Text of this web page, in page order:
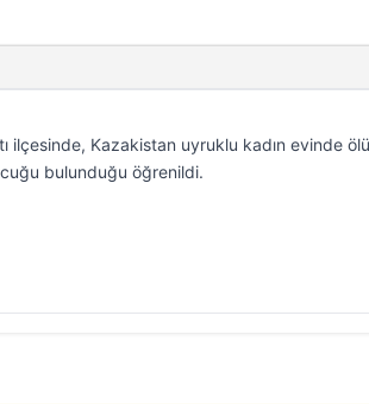
ilçesinde, Kazakistan uyruklu kadın evinde
bulunduğu öğrenildi.